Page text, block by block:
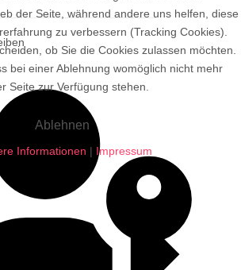
Passwort
der Seite, während andere uns helfen, diese
zu verbessern (Tracking Cookies).
ob Sie die Cookies zulassen möchten.
bei einer Ablehnung womöglich nicht mehr
Seite zur Verfügung stehen.
Ablehnen
Informationen | Impressum